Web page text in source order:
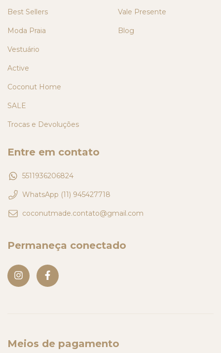
Best Sellers
Moda Praia
Vestuário
Active
Coconut Home
SALE
Trocas e Devoluções
Vale Presente
Blog
Entre em contato
5511936206824
WhatsApp (11) 945427718
coconutmade.contato@gmail.com
Permaneça conectado
Meios de pagamento